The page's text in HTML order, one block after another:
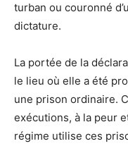
turban ou couronné
dictature.
La portée de la
le lieu où elle a été
une prison ordinaire.
exécutions, à la peur
régime utilise ces